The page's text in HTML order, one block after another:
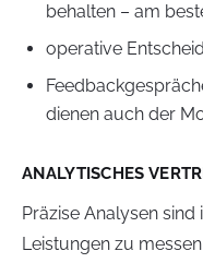
behalten – am
operative
dienen auch der
ANALYTISCHES
Präzise Analysen
Leistungen zu